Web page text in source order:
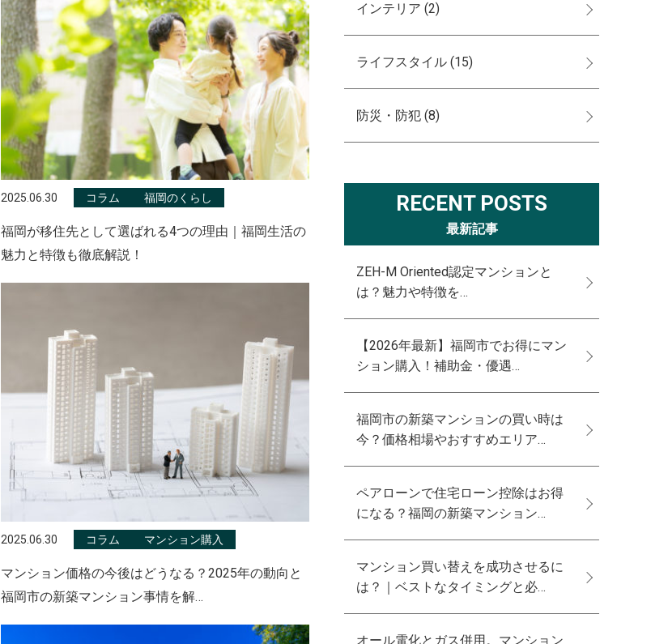
2025.06.30 コラム 福岡のくらし
福岡が移住先として選ばれる4つの理由｜福岡生活の
魅力と特徴も徹底解説！
2025.06.30 コラム マンション購入
マンション価格の今後はどうなる？2025年の動向と
福岡市の新築マンション事情を解…
インテリア (2)
ライフスタイル (15)
防災・防犯 (8)
RECENT POSTS
最新記事
ZEH-M Oriented認定マンションと
は？魅力や特徴を…
【2026年最新】福岡市でお得にマン
ション購入！補助金・優遇…
福岡市の新築マンションの買い時は
今？価格相場やおすすめエリア…
ペアローンで住宅ローン控除はお得
になる？福岡の新築マンション…
マンション買い替えを成功させるに
は？｜ベストなタイミングと必…
オール電化とガス併用。マンション